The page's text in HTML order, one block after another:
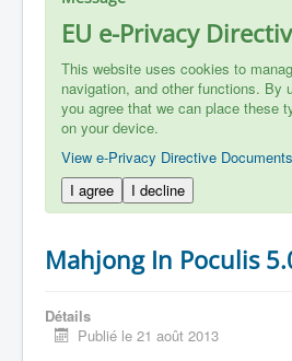
EU e-Privacy
This website uses cookies to
navigation, and other functions. By
you agree that we can place these
on your device.
View e-Privacy Directive Documents
I agree
I decline
Mahjong In Poculis
Détails
Publié le 21 août 2013